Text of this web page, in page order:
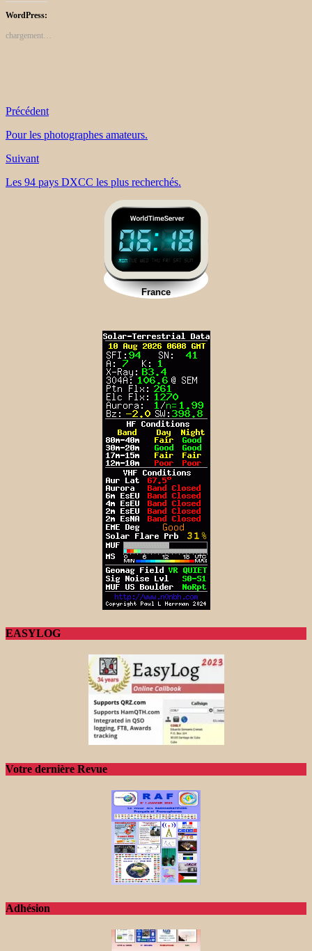
WordPress:
chargement…
Précédent
Pour les photographes amateurs.
Suivant
Les 94 pays DXCC les plus recherchés.
EASYLOG
Votre dernière Revue
Adhésion